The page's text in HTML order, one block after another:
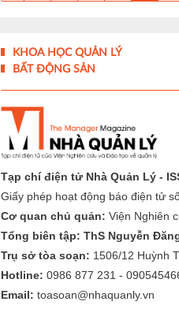
KHOA HỌC QUẢN LÝ
BẤT ĐỘNG SẢN
Tạp chí điện tử Nhà Quản Lý -
Giấy phép hoạt động báo điện tử
Cơ quan chủ quản: Viện Nghiên
Tổng biên tập: ThS Nguyễn
Trụ sở tòa soạn: 1506/12 Huỳnh
Hotline: 0986 877 231 -
Email: toasoan@nhaquanly.vn